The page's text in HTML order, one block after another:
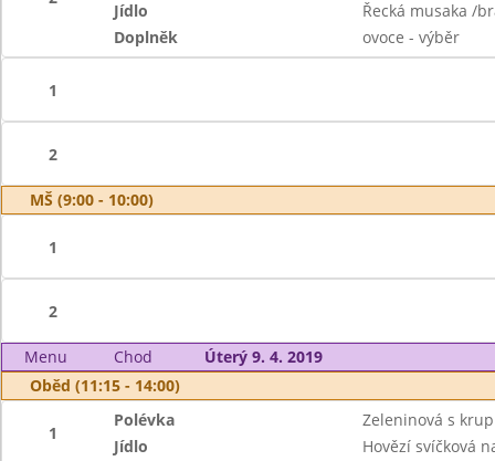
Jídlo
Řecká musaka /
Doplněk
ovoce - výběr
1
2
MŠ (9:00 - 10:00)
1
2
Menu Chod
Úterý 9. 4. 2019
Oběd (11:15 - 14:00)
1
Polévka
Zeleninová s
Jídlo
Hovězí svíčková